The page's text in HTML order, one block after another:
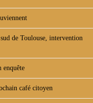
de Toulouse, intervention
enquête
café citoyen